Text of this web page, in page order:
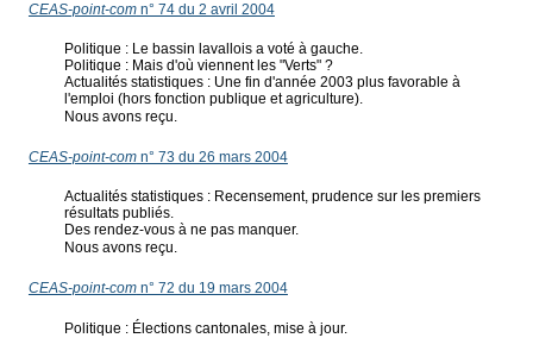
CEAS-point-comn° 74 du 2 avril 2004
Politique : Le bassin lavallois a voté à gauche.
Politique : Mais d'où viennent les "Verts" ?
Actualités statistiques : Une fin d'année 2003 plus favorable à
l'emploi (hors fonction publique et agriculture).
Nous avons reçu.
CEAS-point-comn° 73 du 26 mars 2004
Actualités statistiques : Recensement, prudence sur les premiers
résultats publiés.
Des rendez-vous à ne pas manquer.
Nous avons reçu.
CEAS-point-comn° 72 du 19 mars 2004
Politique : Élections cantonales, mise à jour.